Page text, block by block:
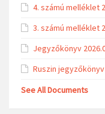
4. számú melléklet
3. számú melléklet
Jegyzőkönyv
Ruszin jegyzőkönyv
See All Documents